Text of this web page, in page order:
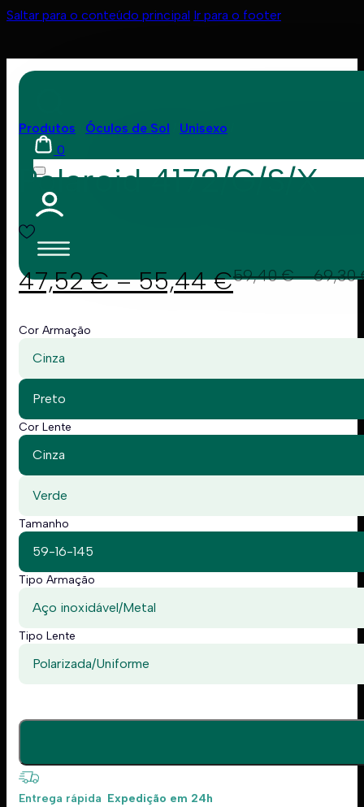
Saltar para o conteúdo principal Ir para o footer
0
Produtos Óculos de Sol Unisexo
Polaroid 4172/G/S/X
59,40€–69,30
47,52€–55,44€
Cor Armação
Cinza
Preto
Cor Lente
Cinza
Verde
Tamanho
59-16-145
Tipo Armação
Aço inoxidável/Metal
Tipo Lente
Polarizada/Uniforme
Entrega rápida Expedição em 24h